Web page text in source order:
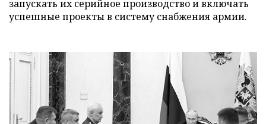
запускать их серийное производство и включать
успешные проекты в систему снабжения армии.